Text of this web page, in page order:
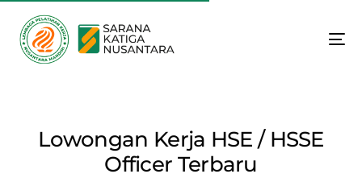
Lowongan Kerja HSE / HSSE
Officer Terbaru